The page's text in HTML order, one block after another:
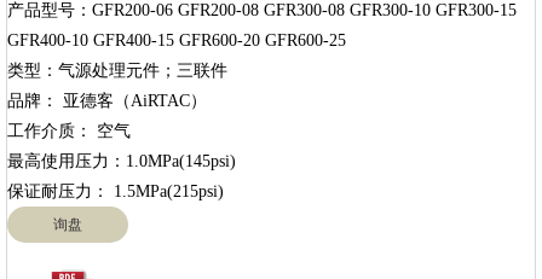
产品型号：GFR200-06 GFR200-08 GFR300-08 GFR300-10 GFR300-15
GFR400-10 GFR400-15 GFR600-20 GFR600-25
类型：气源处理元件；三联件
品牌： 亚德客（AiRTAC）
工作介质： 空气
最高使用压力：1.0MPa(145psi)
询盘